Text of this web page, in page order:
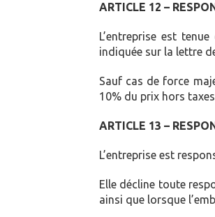
ARTICLE 12 –
L’entreprise est
indiquée sur la lettre
Sauf cas de force
10% du prix hors
ARTICLE 13 –
L’entreprise est
Elle décline toute
ainsi que lorsque